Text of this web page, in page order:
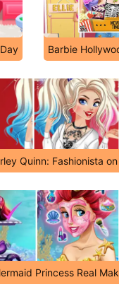
Barbie
Quinn: Fashionista
Princess Real